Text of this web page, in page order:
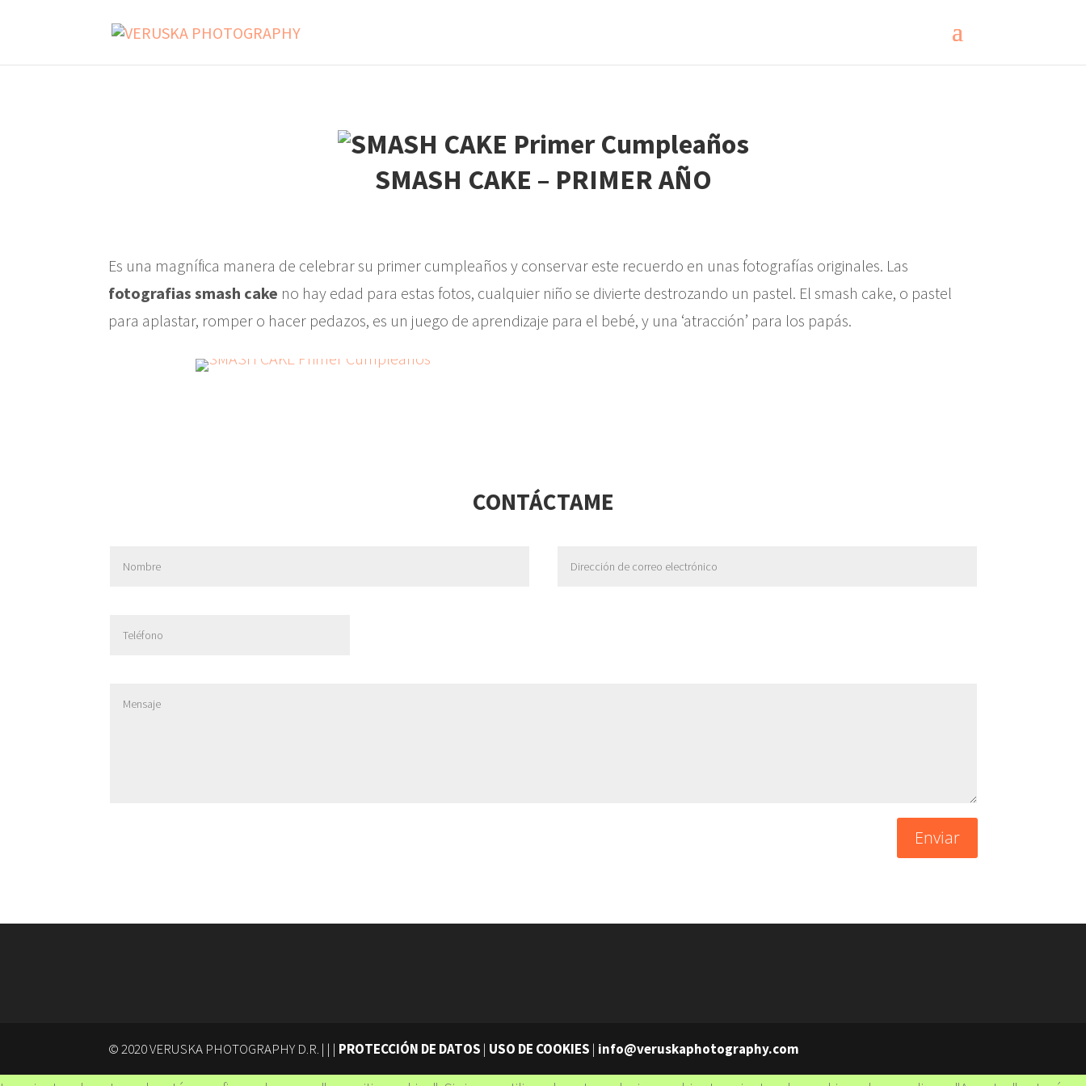
SMASH CAKE – PRIMER AÑO
Es una magnífica manera de celebrar su primer cumpleaños y conservar este recuerdo en unas fotografías originales. Las
fotografias smash cake no hay edad para estas fotos, cualquier niño se divierte destrozando un pastel. El smash cake, o pastel
para aplastar, romper o hacer pedazos, es un juego de aprendizaje para el bebé, y una ‘atracción’ para los papás.
CONTÁCTAME
Enviar
© 2020 VERUSKA PHOTOGRAPHY D.R. | | | PROTECCIÓN DE DATOS | USO DE COOKIES | info@veruskaphotography.com